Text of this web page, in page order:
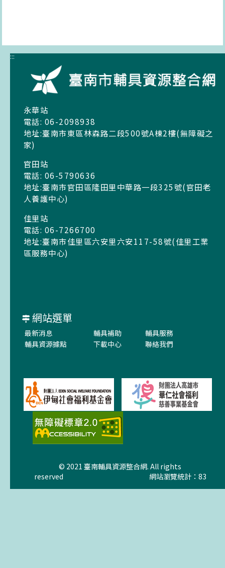
:::
永華站
電話: 06-2098938
地址:臺南市東區林森路二段500號A棟2樓(無障礙之
家)
官田站
電話: 06-5790636
地址:臺南市官田區隆田里中華路一段325號(官田老
人養護中心)
佳里站
電話: 06-7266700
地址:臺南市佳里區六安里六安117-58號(佳里工業
區服務中心)
網站選單
最新消息 輔具補助
輔具服務
輔具資源據點
下載中心 聯絡我們
© 2021 臺南輔具資源整合網. All rights
reserved
網站瀏覽統計：83